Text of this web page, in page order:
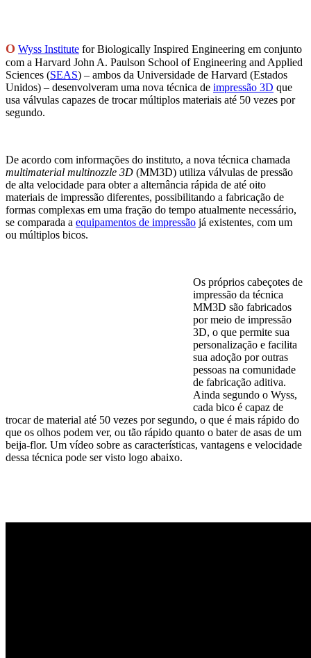
O Wyss Institute for Biologically Inspired Engineering em conjunto
com a Harvard John A. Paulson School of Engineering and Applied
Sciences (SEAS) – ambos da Universidade de Harvard (Estados
Unidos) – desenvolveram uma nova técnica de impressão 3D que
usa válvulas capazes de trocarmúltiplos materiais até 50 vezes por
segundo.
De acordo com informações do instituto, a nova técnica chamada
multimaterial multinozzle 3D (MM3D) utiliza válvulas de pressão
de alta velocidade para obtera alternância rápida de até oito
materiais de impressão diferentes, possibilitando a fabricação de
formas complexas em uma fração do tempo atualmente necessário,
se comparada a equipamentos de impressão já existentes, com um
ou múltiplos bicos.
Os próprios cabeçotes de
impressão da técnica
MM3D são fabricados
por meio de impressão
3D, o que permite sua
personalização e facilita
sua adoção por outras
pessoas na comunidade
de fabricação aditiva.
Ainda segundo o Wyss,
cada bico é capaz de
trocar de material até 50 vezes por segundo, o que é mais rápido do
que os olhos podem ver, ou tão rápido quanto o bater de asas de um
beija-flor. Um vídeo sobre as características, vantagens e velocidade
dessa técnica pode ser visto logo abaixo.